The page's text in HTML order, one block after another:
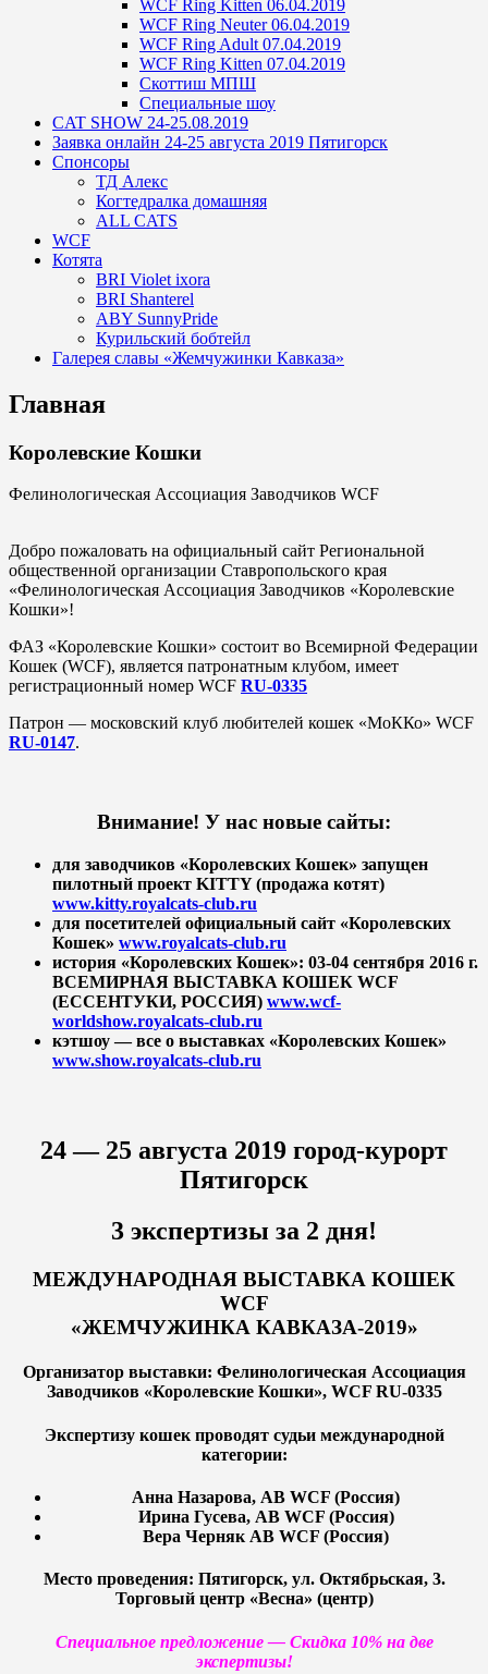
WCF Ring Kitten 06.04.2019
WCF Ring Neuter 06.04.2019
WCF Ring Adult 07.04.2019
WCF Ring Kitten 07.04.2019
Скоттиш МПШ
Специальные шоу
CAT SHOW 24-25.08.2019
Заявка онлайн 24-25 августа 2019 Пятигорск
Спонсоры
ТД Алекс
Когтедралка домашняя
ALL CATS
WCF
Котята
BRI Violet ixora
BRI Shanterel
ABY SunnyPride
Курильский бобтейл
Галерея славы «Жемчужинки Кавказа»
Главная
Королевские Кошки
Фелинологическая Ассоциация Заводчиков WCF
Добро пожаловать на официальный сайт Региональной
общественной организации Ставропольского края
«Фелинологическая Ассоциация Заводчиков «Королевские
Кошки»!
ФАЗ «Королевские Кошки» состоит во Всемирной Федерации
Кошек (WCF), является патронатным клубом, имеет
регистрационный номер WCF RU-0335
Патрон — московский клуб любителей кошек «МоККо» WCF
RU-0147.
Внимание! У нас новые сайты:
для заводчиков «Королевских Кошек» запущен
пилотный проект KITTY (продажа котят)
www.kitty.royalcats-club.ru
для посетителей официальный сайт «Королевских
Кошек» www.royalcats-club.ru
история «Королевских Кошек»: 03-04 сентября 2016 г.
ВСЕМИРНАЯ ВЫСТАВКА КОШЕК WCF
(ЕССЕНТУКИ, РОССИЯ) www.wcf-
worldshow.royalcats-club.ru
кэтшоу — все о выставках «Королевских Кошек»
www.show.royalcats-club.ru
24 — 25 августа 2019 город-курорт
Пятигорск
3 экспертизы за 2 дня!
МЕЖДУНАРОДНАЯ ВЫСТАВКА КОШЕК
WCF
«ЖЕМЧУЖИНКА КАВКАЗА-2019»
Организатор выставки: Фелинологическая Ассоциация
Заводчиков «Королевские Кошки», WCF RU-0335
Экспертизу кошек проводят судьи международной
категории:
Анна Назарова, AB WCF (Россия)
Ирина Гусева, AB WCF (Россия)
Вера Черняк AB WCF (Россия)
Место проведения: Пятигорск, ул. Октябрьская, 3.
Торговый центр «Весна» (центр)
Специальное предложение — Скидка 10% на две
экспертизы!